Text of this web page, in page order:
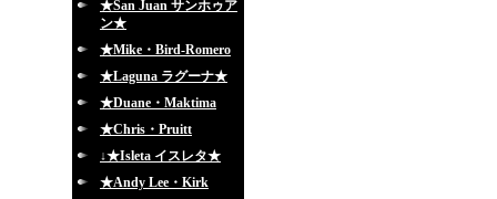
★San Juan サンホゥア
ン★
★Mike・Bird-Romero
★Laguna ラグーナ★
★Duane・Maktima
★Chris・Pruitt
↓★Isleta イスレタ★
★Andy Lee・Kirk